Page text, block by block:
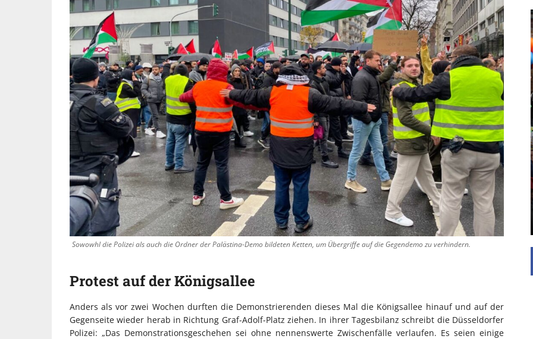
Sowowhl die Polizei als auch die Ordner der Palästina-Demo bildeten Ketten, um Übergriffe auf die Gegendemo zu verhindern.
Protest auf der Königsallee
Anders als vor zwei Wochen durften die Demonstrierenden dieses Mal die Königsallee hinauf und auf der
Gegenseite wieder herab in Richtung Graf-Adolf-Platz ziehen. In ihrer Tagesbilanz schreibt die Düsseldorfer
Polizei: „Das Demonstrationsgeschehen sei ohne nennenswerte Zwischenfälle verlaufen. Es seien einige
INDUSTRIELLER CHIC: WIE
KUNSTSTOFFFENSTER DEN
LOFT-STIL IN IHREM
EINFAMILIENHAUS
UNTERSTÜTZEN
Die Inspiration des industriellen Chics sind die
Werkshallen des Industriezeitalters. Die Basis für
diesen Stil sind große Räume, schlicht gehalten
mit rustikalen Elementen und großen
Fensterflächen. Wie so vieles wurde ...